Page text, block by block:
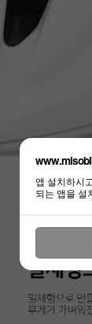
앱 설치하시
되는 앱을 설